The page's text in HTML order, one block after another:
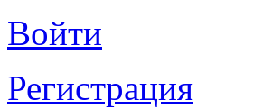
Войти
Регистрация